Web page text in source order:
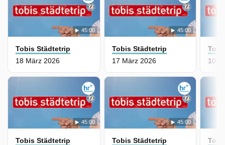
45:00
Tobis Städtetrip
18 März 2026
45:00
Tobis Städtetrip
17 März 2026
45:00
Tobis Städtetrip
45:00
Tobis Städtetrip
10